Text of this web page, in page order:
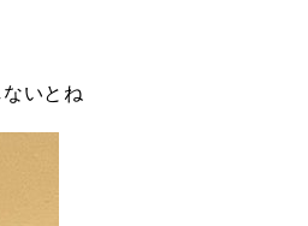
いとね